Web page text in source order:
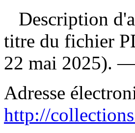
Description
titre du fichier
22 mai 2025).
Adresse
http://